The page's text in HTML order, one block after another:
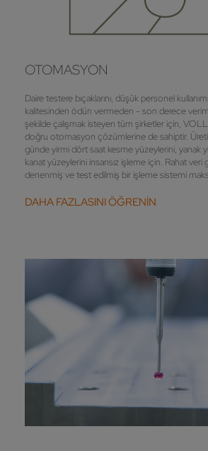
OTOMASYON
Daire testere bıçaklarını, düşük personel
kalitesinden ödün vermeden - son derece
şekilde çalışmak isteyen tüm şirketler için,
doğru otomasyon çözümlerine de sahiptir.
günde yirmi dört saat kesme yüzeylerini, yanak
kanat yüzeylerini insansız işleme için. Rahat veri
denenmiş ve test edilmiş bir işleme sistemi
DAHA FAZLASINI ÖĞRENİN